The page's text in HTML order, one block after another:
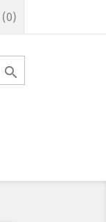
(0)
